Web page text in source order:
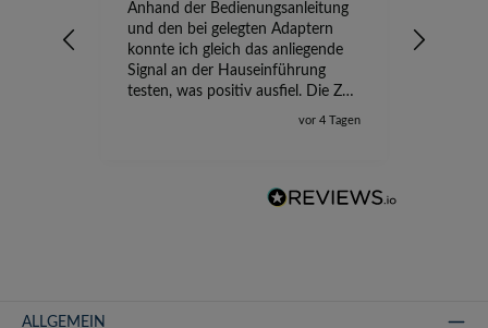
Anhand der Bedienungsanleitung
und den bei gelegten Adaptern
konnte ich gleich das anliegende
Signal an der Hauseinführung
testen, was positiv ausfiel. Die Zeit
der Ungewissheit ist jetzt vorbei,
vor 4 Tagen
ALLGEMEIN